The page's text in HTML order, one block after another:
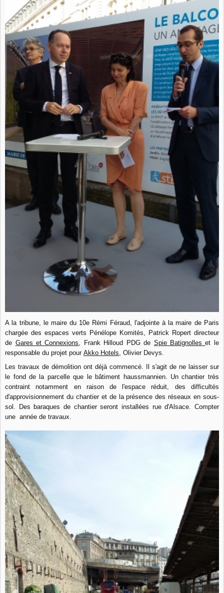
A la tribune, le maire du 10e Rémi Féraud, l'adjointe à la maire de Paris
chargée des espaces verts Pénélope Komitès, Patrick Ropert directeur
de Gares et Connexions , Frank Hilloud PDG de Spie Batignolleset le
responsable du projet pourAkko Hotels , Olivier Devys.
Les travaux de démolition ont déjà commencé. Il s'agit de ne laisser sur
le fond de la parcelle que le bâtiment haussmannien. Un chantier très
contraint notamment en raison de l'espace réduit, des difficultés
d'approvisionnement du chantier et de la présence des réseaux en sous-
sol. Des baraques de chantier seront installées rue d'Alsace. Compter
une année de travaux.